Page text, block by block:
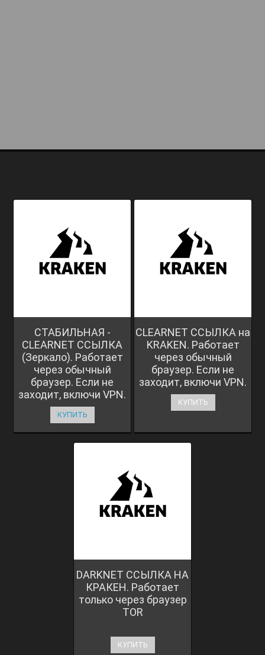
СТАБИЛЬНАЯ -
CLEARNET ССЫЛКА
(Зеркало). Работает
через обычный
браузер. Если не
заходит, включи VPN.
КУПИТЬ
CLEARNET ССЫЛКА на
KRAKEN. Работает
через обычный
браузер. Если не
заходит, включи VPN.
КУПИТЬ
DARKNET ССЫЛКА НА
КРАКЕН. Работает
только через браузер
TOR
КУПИТЬ